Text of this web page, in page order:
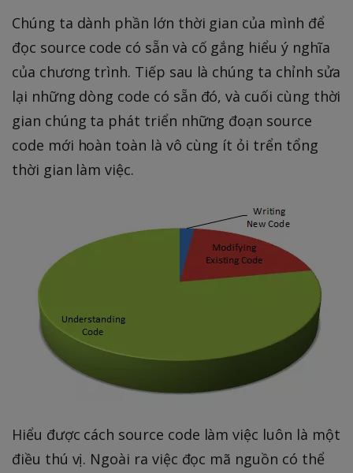
Chúng ta dành phần lớn thời gian của mình để
đọc source code có sẵn và cố gắng hiểu ý nghĩa
của chương trình. Tiếp sau là chúng ta chỉnh sửa
lại những dòng code có sẵn đó, và cuối cùng thời
gian chúng ta phát triển những đoạn source
code mới hoàn toàn là vô cùng ít ỏi trển tổng
thời gian làm việc.
Hiểu được cách source code làm việc luôn là một
điều thú vị. Ngoài ra việc đọc mã nguồn có thể